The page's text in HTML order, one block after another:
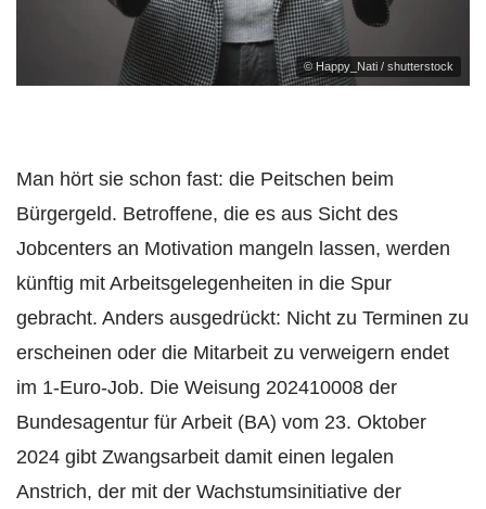
© Happy_Nati / shutterstock
Man hört sie schon fast: die Peitschen beim
Bürgergeld. Betroffene, die es aus Sicht des
Jobcenters an Motivation mangeln lassen, werden
künftig mit Arbeitsgelegenheiten in die Spur
gebracht. Anders ausgedrückt: Nicht zu Terminen zu
erscheinen oder die Mitarbeit zu verweigern endet
im 1-Euro-Job. Die Weisung 202410008 der
Bundesagentur für Arbeit (BA) vom 23. Oktober
2024 gibt Zwangsarbeit damit einen legalen
Anstrich, der mit der Wachstumsinitiative der